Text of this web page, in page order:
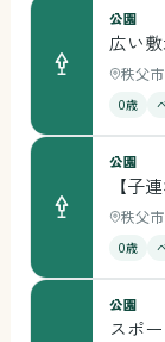
公園
広い
秩父市
0歳
公園
【子
秩父市
0歳
公園
スポ